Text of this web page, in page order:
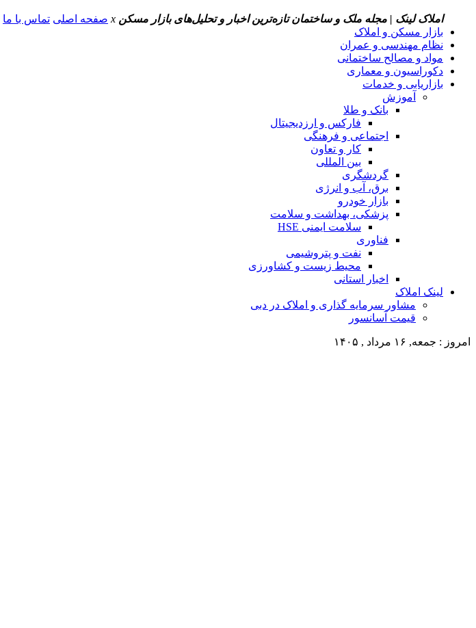
املاک لینک | مجله ملک و ساختمان تازه‌ترین اخبار و تحلیل‌های بازار مسکن x صفحه اصلی تماس با ما
بازار مسکن و املاک
نظام مهندسی و عمران
مواد و مصالح ساختمانی
دکوراسیون و معماری
بازاریابی و خدمات
آموزش
بانک و طلا
فارکس و ارزدیجیتال
اجتماعی و فرهنگی
کار و تعاون
بین المللی
گردشگری
برق، آب و انرژی
بازار خودرو
پزشکی، بهداشت و سلامت
سلامت ایمنی HSE
فناوری
نفت و پتروشیمی
محیط زیست و کشاورزی
اخبار استانی
لینک املاک
مشاور سرمایه گذاری و املاک در دبی
قیمت آسانسور
امروز : جمعه, ۱۶ مرداد , ۱۴۰۵